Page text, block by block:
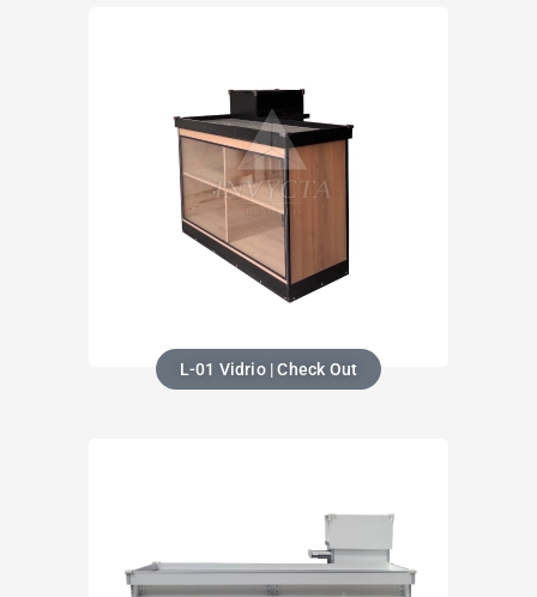
L-01 Vidrio | Check Out